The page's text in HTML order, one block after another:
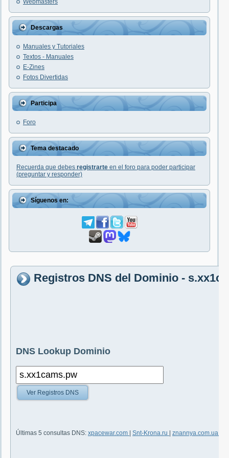
Webmasters
Descargas
Manuales y Tutoriales
Textos - Manuales
E-Zines
Fotos Divertidas
Participa
Foro
Tema destacado
Recuerda que debes registrarte en el foro para poder participar
(preguntar y responder)
Síguenos en:
Registros DNS del Dominio -
DNS Lookup Dominio
Ver Registros DNS
Últimas 5 consultas DNS: xpacewar.com Snt-Krona.ru znannya.com.ua